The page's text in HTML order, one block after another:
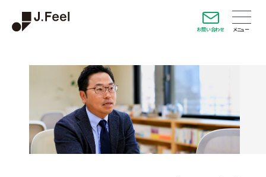
お問い合わせ